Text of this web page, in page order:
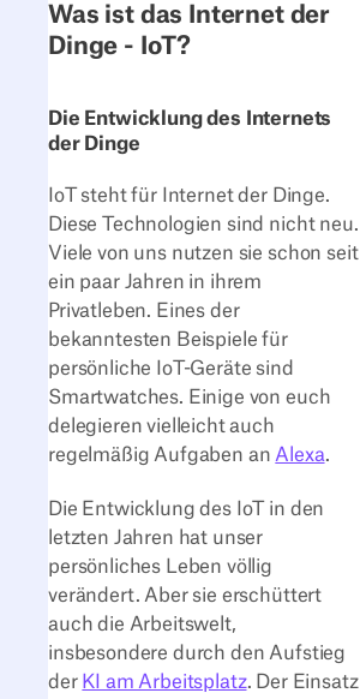
Was ist das Internet der
Dinge - IoT?
Die Entwicklung des Internets
der Dinge
IoT steht für Internet der Dinge.
Diese Technologien sind nicht neu.
Viele von uns nutzen sie schon seit
ein paar Jahren in ihrem
Privatleben. Eines der
bekanntesten Beispiele für
persönliche IoT-Geräte sind
Smartwatches. Einige von euch
delegieren vielleicht auch
regelmäßig Aufgaben anAlexa.
Die Entwicklung des IoT in den
letzten Jahren hat unser
persönliches Leben völlig
verändert. Aber sie erschüttert
auch die Arbeitswelt,
insbesondere durch den Aufstieg
der KI am Arbeitsplatz. Der Einsatz